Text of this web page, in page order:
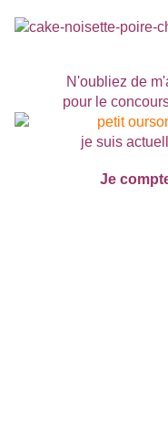
N'oubliez de
pour le
je suis
Je